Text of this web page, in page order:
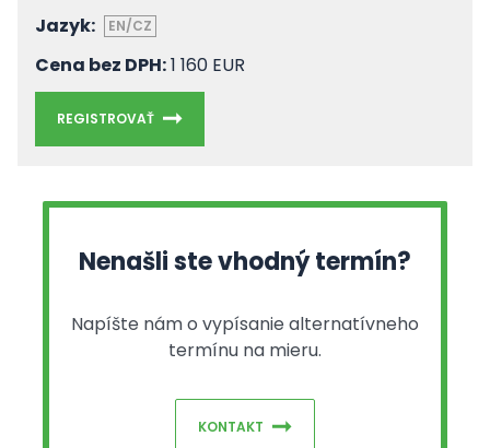
Jazyk:
EN/CZ
Cena bez DPH:1 160 EUR
REGISTROVAŤ
Nenašli ste vhodný termín?
Napíšte nám o vypísanie alternatívneho
termínu na mieru.
KONTAKT